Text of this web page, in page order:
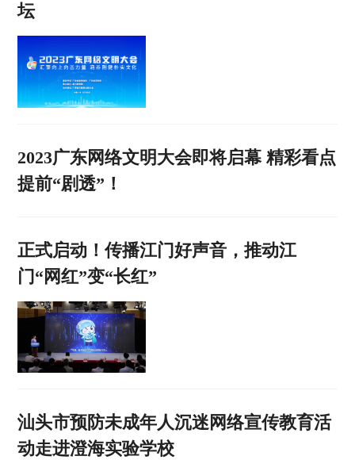
坛
2023广东网络文明大会即将启幕 精彩看点
提前“剧透”！
正式启动！传播江门好声音，推动江
门“网红”变“长红”
汕头市预防未成年人沉迷网络宣传教育活
动走进澄海实验学校